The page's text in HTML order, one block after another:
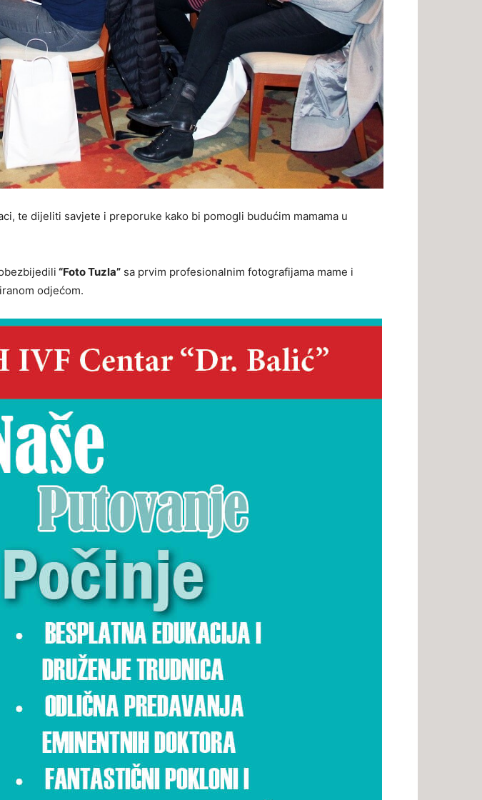
te dijeliti savjete i preporuke kako bi pomogli budućim mamama u
“Foto Tuzla” sa prvim profesionalnim fotografijama mame i
odjećom.